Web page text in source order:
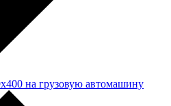
на грузовую автомашину